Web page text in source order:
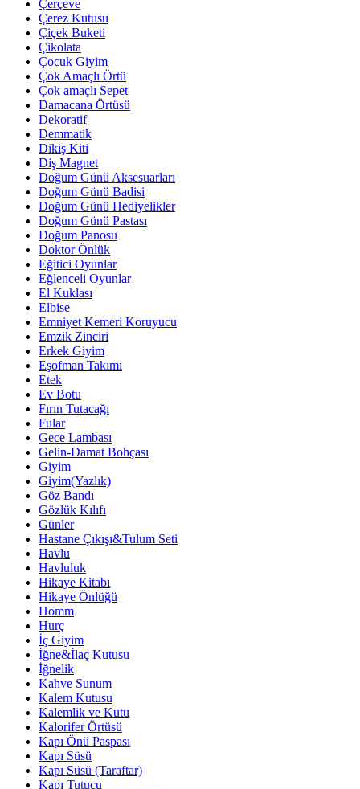
Çerçeve
Çerez Kutusu
Çiçek Buketi
Çikolata
Çocuk Giyim
Çok Amaçlı Örtü
Çok amaçlı Sepet
Damacana Örtüsü
Dekoratif
Demmatik
Dikiş Kiti
Diş Magnet
Doğum Günü Aksesuarları
Doğum Günü Badisi
Doğum Günü Hediyelikler
Doğum Günü Pastası
Doğum Panosu
Doktor Önlük
Eğitici Oyunlar
Eğlenceli Oyunlar
El Kuklası
Elbise
Emniyet Kemeri Koruyucu
Emzik Zinciri
Erkek Giyim
Eşofman Takımı
Etek
Ev Botu
Fırın Tutacağı
Fular
Gece Lambası
Gelin-Damat Bohçası
Giyim
Giyim(Yazlık)
Göz Bandı
Gözlük Kılıfı
Günler
Hastane Çıkışı&Tulum Seti
Havlu
Havluluk
Hikaye Kitabı
Hikaye Önlüğü
Homm
Hurç
İç Giyim
İğne&İlaç Kutusu
İğnelik
Kahve Sunum
Kalem Kutusu
Kalemlik ve Kutu
Kalorifer Örtüsü
Kapı Önü Paspası
Kapı Süsü
Kapı Süsü (Taraftar)
Kapı Tutucu